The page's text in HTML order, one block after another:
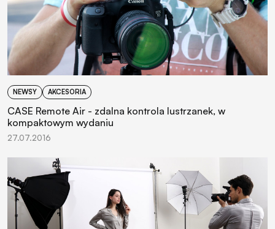
NEWSY AKCESORIA
CASE Remote Air - zdalna kontrola lustrzanek, w
kompaktowym wydaniu
27.07.2016